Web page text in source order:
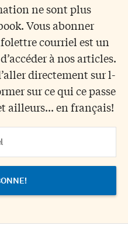
ne sont plus
Vous abonner
courriel est un
à nos articles.
directement sur l-
sur ce qui ce passe
ailleurs... en français!